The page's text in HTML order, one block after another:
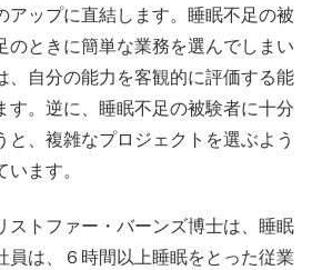
アップに直結します。睡眠不足の被
のときに簡単な業務を選んでしまい
、自分の能力を客観的に評価する能
す。逆に、睡眠不足の被験者に十分
と、複雑なプロジェクトを選ぶよう
ます。
ストファー・バーンズ博士は、睡眠
員は、６時間以上睡眠をとった従業